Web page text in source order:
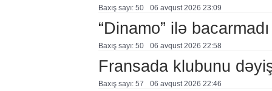
Baxış sayı: 50 06 avqust 2026 23:09
“Dinamo” ilə bacarmadı
Baxış sayı: 50 06 avqust 2026 22:58
Fransada klubunu
Baxış sayı: 57 06 avqust 2026 22:46